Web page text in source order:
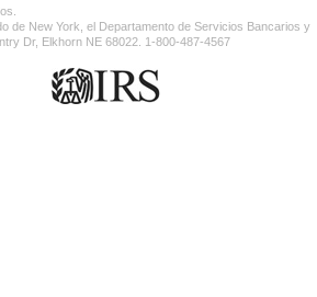
de New York, el Departamento de Servicios Bancarios y
Dr, Elkhorn NE 68022. 1-800-487-4567